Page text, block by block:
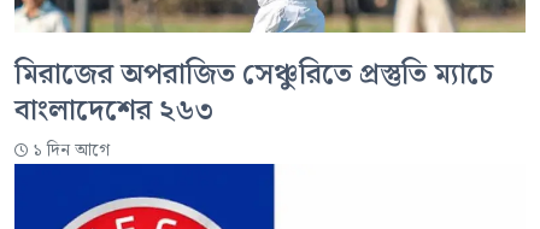
মিরাজের অপরাজিত সেঞ্চুরিতে প্রস্তুতি ম্যাচে
বাংলাদেশের ২৬৩
১ দিন আগে